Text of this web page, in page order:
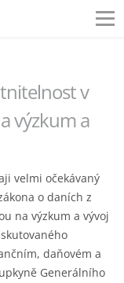
v
výzkum a
velmi očekávaný
o daních z
na výzkum a vývoj
daňovém a
Generálního